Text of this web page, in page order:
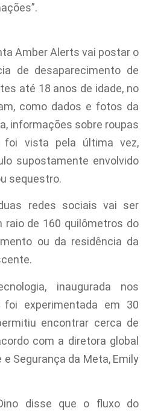
Amber Alerts vai postar o
de desaparecimento de
até 18 anos de idade, no
como dados e fotos da
informações sobre roupas
foi vista pela última vez,
supostamente envolvido
sequestro.
redes sociais vai ser
raio de 160 quilômetros do
ou da residência da
inaugurada nos
foi experimentada em 30
encontrar cerca de
com a diretora global
Segurança da Meta, Emily
disse que o fluxo do